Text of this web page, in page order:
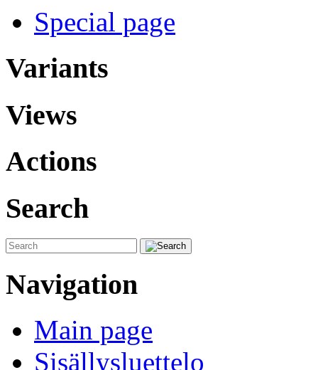
Special page
Variants
Views
Actions
Search
Navigation
Main page
Sisällysluettelo